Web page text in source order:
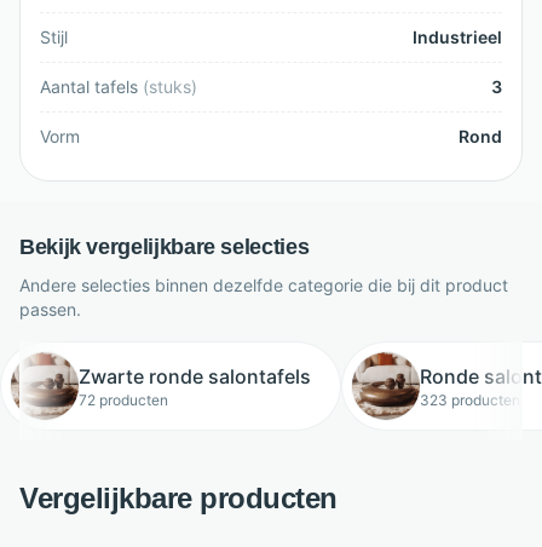
Stijl Industrieel
Aantal tafels (stuks) 3
Vorm Rond
Bekijk vergelijkbare selecties
Andere selecties binnen dezelfde categorie die bij dit product
passen.
Zwarte ronde salontafels
72 producten
Ronde
323 producten
Vergelijkbare producten